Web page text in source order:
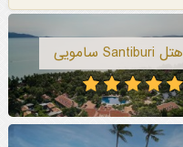
هتل Santiburi سامویی